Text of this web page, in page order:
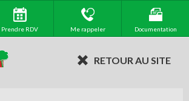
Prendre RDV Me rappeler Documentation
RETOUR AU SITE